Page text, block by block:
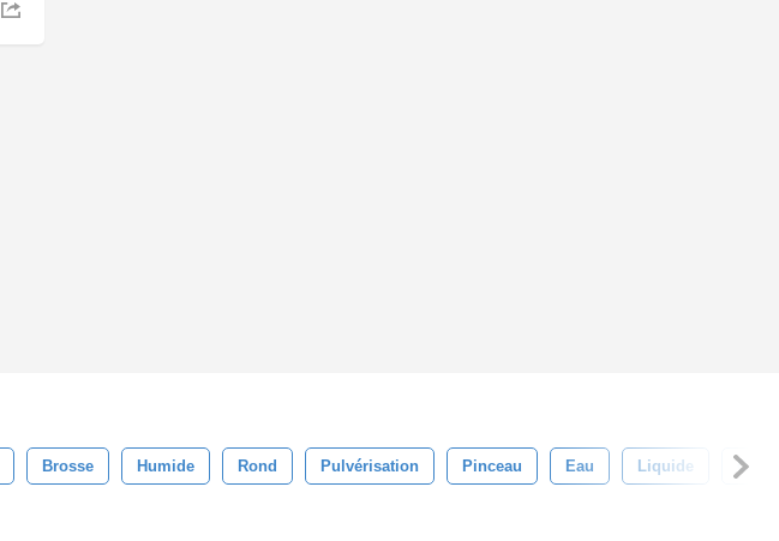
Brosse Humide Rond Pulvérisation Pinceau Eau Liquide